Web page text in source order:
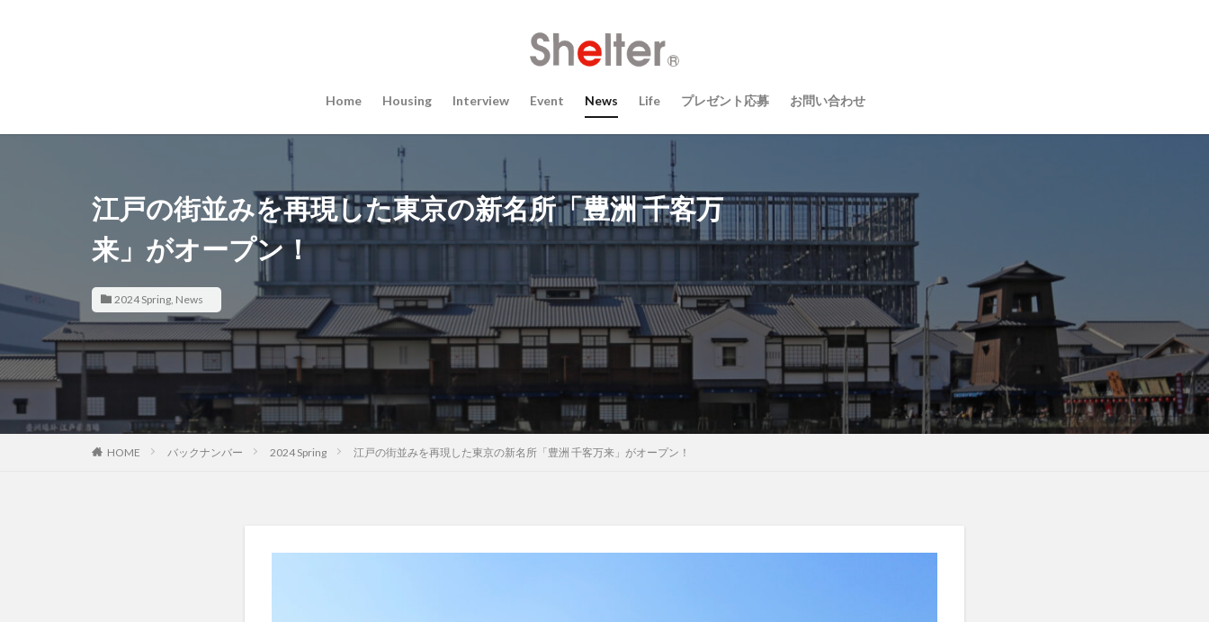
Home Housing Interview Event News Life プレゼント応募 お問い合わせ
江戸の街並みを再現した東京の新名所「豊洲 千客万
来」がオープン！
2024 Spring, News
HOME バックナンバー 2024 Spring 江戸の街並みを再現した東京の新名所「豊洲 千客万来」がオープン！